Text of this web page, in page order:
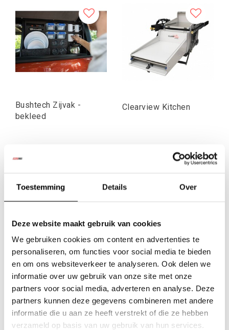
Toestemming Details Over
Deze website maakt gebruik van cookies
We gebruiken cookies om content en advertenties te
personaliseren, om functies voor social media te bieden
en om ons websiteverkeer te analyseren. Ook delen we
informatie over uw gebruik van onze site met onze
partners voor social media, adverteren en analyse. Deze
partners kunnen deze gegevens combineren met andere
informatie die u aan ze heeft verstrekt of die ze hebben
verzameld op basis van uw gebruik van hun services.
Bushtech Zijvak -
bekleed
Incl. btw
Clearview Kitchen
Incl. btw
Huracan Fabrication
Bushtech Bush Cabin